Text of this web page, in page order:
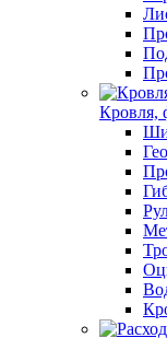
Кровля,